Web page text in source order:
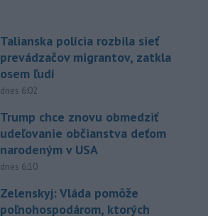
Talianska polícia rozbila sieť
prevádzačov migrantov, zatkla
osem ľudí
dnes 6:02
Trump chce znovu obmedziť
udeľovanie občianstva deťom
narodeným v USA
dnes 6:10
Zelenskyj: Vláda pomôže
poľnohospodárom, ktorých